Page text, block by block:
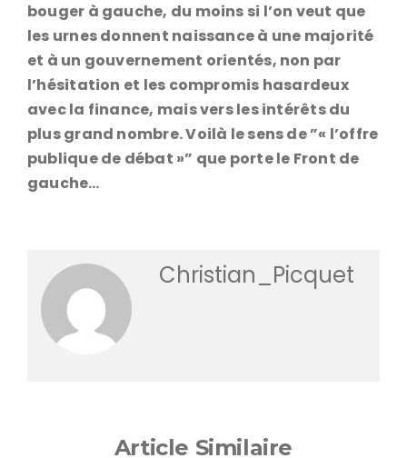
bouger à gauche, du moins si l’on veut que
les urnes donnent naissance à une majorité
et à un gouvernement orientés, non par
l’hésitation et les compromis hasardeux
avec la finance, mais vers les intérêts du
plus grand nombre. Voilà le sens de ”« l’offre
publique de débat »” que porte le Front de
gauche…
Christian_Picquet
Article Similaire